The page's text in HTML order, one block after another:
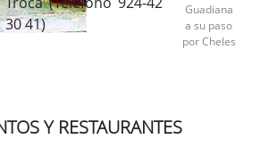
30 41)
Guadiana
a su paso
por Cheles
Y RESTAURANTES